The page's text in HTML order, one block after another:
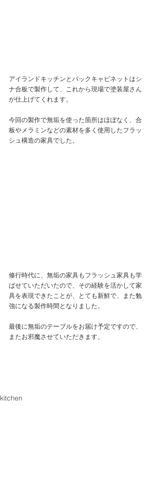
アイランドキッチンとバックキャビネットはシ
ナ合板で製作して、これから現場で塗装屋さん
が仕上げてくれます。
今回の製作で無垢を使った箇所はほぼなく、合
板やメラミンなどの素材を多く使用したフラッ
シュ構造の家具でした。
修行時代に、無垢の家具もフラッシュ家具も学
ばせていただいたので、その経験を活かして家
具を表現できたことが、とても新鮮で、また勉
強になる製作時間となりました。
最後に無垢のテーブルをお届け予定ですので、
またお邪魔させていただきます。
kitchen